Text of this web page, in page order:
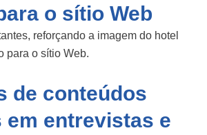
o sítio Web
reforçando a imagem do hotel
para o sítio Web.
de conteúdos
em entrevistas e